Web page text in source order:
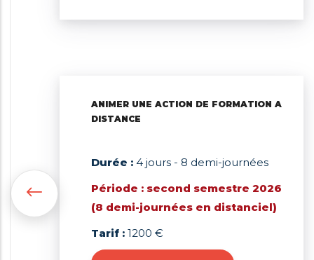
ANIMER UNE ACTION DE FORMATION A
DISTANCE
Durée : 4 jours - 8 demi-journées
Période : second semestre 2026
(8 demi-journées en distanciel)
Tarif : 1200 €